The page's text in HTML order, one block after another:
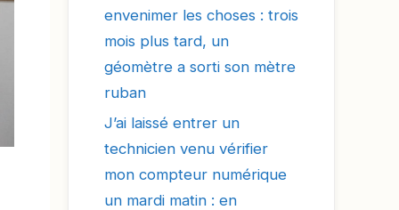
envenimer les choses : trois
mois plus tard, un
géomètre a sorti son mètre
ruban
J’ai laissé entrer un
technicien venu vérifier
mon compteur numérique
un mardi matin : en